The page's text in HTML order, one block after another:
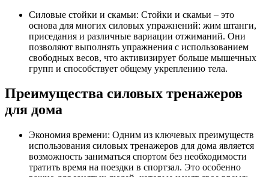
Силовые стойки и скамьи: Стойки и скамьи – это
основа для многих силовых упражнений: жим штанги,
приседания и различные вариации отжиманий. Они
позволяют выполнять упражнения с использованием
свободных весов, что активизирует больше мышечных
групп и способствует общему укреплению тела.
Преимущества силовых тренажеров
для дома
Экономия времени: Одним из ключевых преимуществ
использования силовых тренажеров для дома является
возможность заниматься спортом без необходимости
тратить время на поездки в спортзал. Это особенно